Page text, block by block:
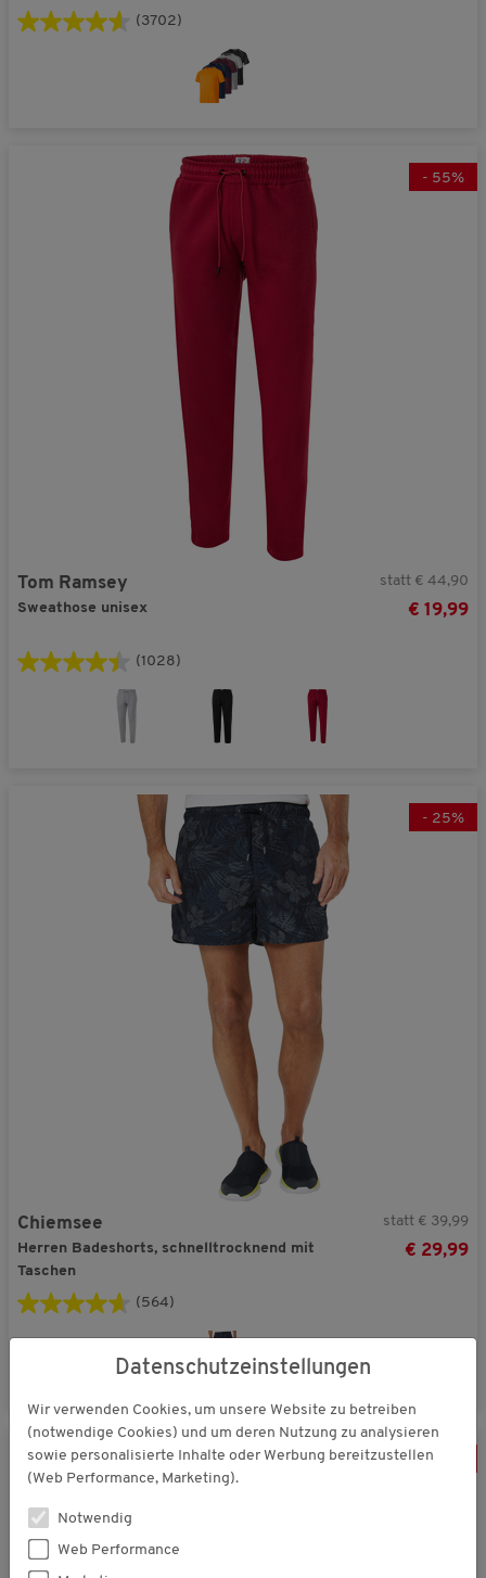
(3702)
- 55%
Tom Ramsey
Sweathose unisex
statt € 44,90
€ 19,99
(1028)
- 25%
Chiemsee
Herren Badeshorts, schnelltrocknend mit
Taschen
statt € 39,99
€ 29,99
(564)
-25
Datenschutzeinstellungen
Wir verwenden Cookies, um unsere Website zu betreiben
(notwendige Cookies) und um deren Nutzung zu analysieren
sowie personalisierte Inhalte oder Werbung bereitzustellen
(Web Performance, Marketing).
Notwendig
Web Performance